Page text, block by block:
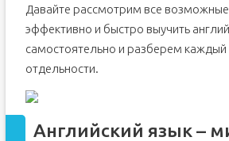
Давайте рассмотрим все
эффективно и быстро выучить
самостоятельно и разберем каждый
отдельности.
Английский язык –